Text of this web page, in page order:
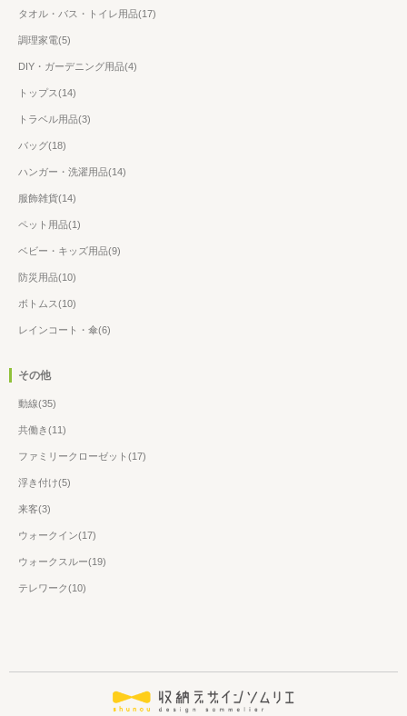
タオル・バス・トイレ用品(17)
調理家電(5)
DIY・ガーデニング用品(4)
トップス(14)
トラベル用品(3)
バッグ(18)
ハンガー・洗濯用品(14)
服飾雑貨(14)
ペット用品(1)
ベビー・キッズ用品(9)
防災用品(10)
ボトムス(10)
レインコート・傘(6)
その他
動線(35)
共働き(11)
ファミリークローゼット(17)
浮き付け(5)
来客(3)
ウォークイン(17)
ウォークスルー(19)
テレワーク(10)